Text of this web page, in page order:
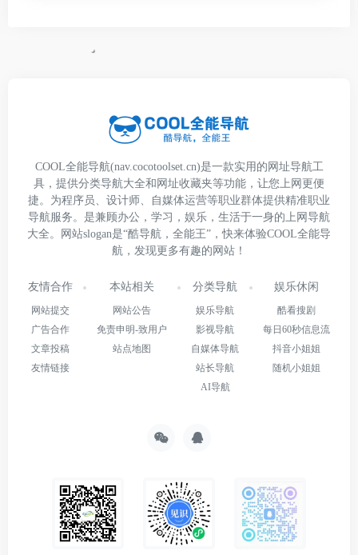
COOL全能导航(nav.cocotoolset.cn)是一款实用的网址导航工
具，提供分类导航大全和网址收藏夹等功能，让您上网更便
捷。为程序员、设计师、自媒体运营等职业群体提供精准职业
导航服务。是兼顾办公，学习，娱乐，生活于一身的上网导航
大全。网站slogan是“酷导航，全能王”，快来体验COOL全能导
航，发现更多有趣的网站！
友情合作
网站提交
广告合作
文章投稿
友情链接
本站相关
网站公告
免责申明-致用户
站点地图
分类导航
娱乐导航
影视导航
自媒体导航
站长导航
AI导航
娱乐休闲
酷看搜剧
每日60秒信息流
抖音小姐姐
随机小姐姐